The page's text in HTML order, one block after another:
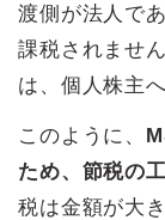
渡側が法人で
課税されませ
は、個人株主
このように、
ため、節税の
税は金額が大